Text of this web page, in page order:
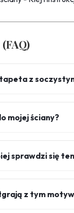
z
mojej ściany?
sprawdzi się
z tym